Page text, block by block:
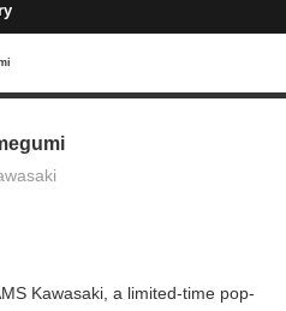
Kawasaki, a limited-time pop-